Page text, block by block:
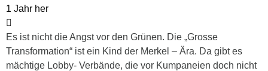
1 Jahr her
Es ist nicht die Angst vor den Grünen. Die „Grosse
Transformation“ ist ein Kind der Merkel – Ära. Da gibt es
mächtige Lobby- Verbände, die vor Kumpaneien doch nicht